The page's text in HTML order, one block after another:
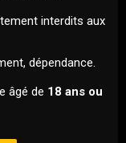
REY, L’ATLETICO
AU WANDA
interdits aux
dépendance.
âgé de 18 ans ou